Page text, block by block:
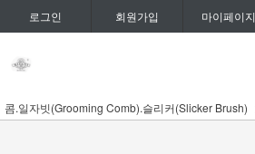
로그인 회원가입 마이페이지
콤.일자빗(Grooming Comb).슬리커(Slicker Brush)